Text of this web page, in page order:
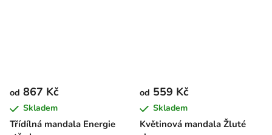
Třídílná mandala Energie
od 867 Kč
Skladem
Květinová mandala Žluté
od 559 Kč
Skladem